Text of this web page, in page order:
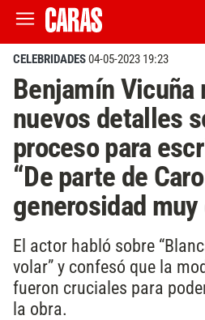
CELEBRIDADES04-05-2023 19:23
Benjamín Vicuña
nuevos detalles
proceso para
“De parte de
generosidad muy
El actor habló sobre
volar” y confesó que la
fueron cruciales para
la obra.